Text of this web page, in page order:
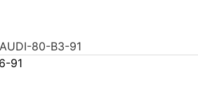
80-B3-91
91